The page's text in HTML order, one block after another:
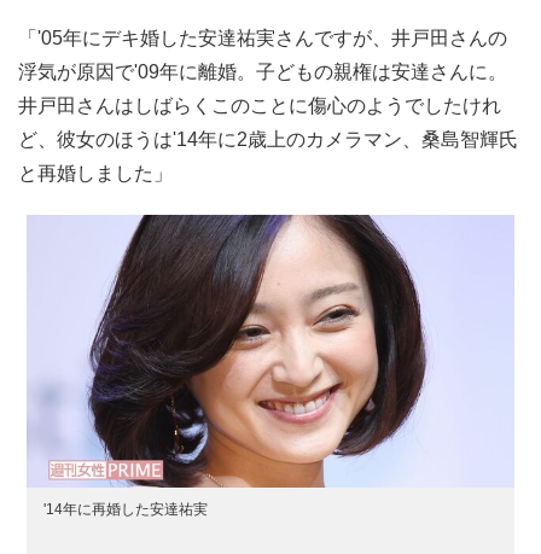
「'05年にデキ婚した安達祐実さんですが、井戸田さんの
浮気が原因で'09年に離婚。子どもの親権は安達さんに。
井戸田さんはしばらくこのことに傷心のようでしたけれ
ど、彼女のほうは'14年に2歳上のカメラマン、桑島智輝氏
と再婚しました」
'14年に再婚した安達祐実